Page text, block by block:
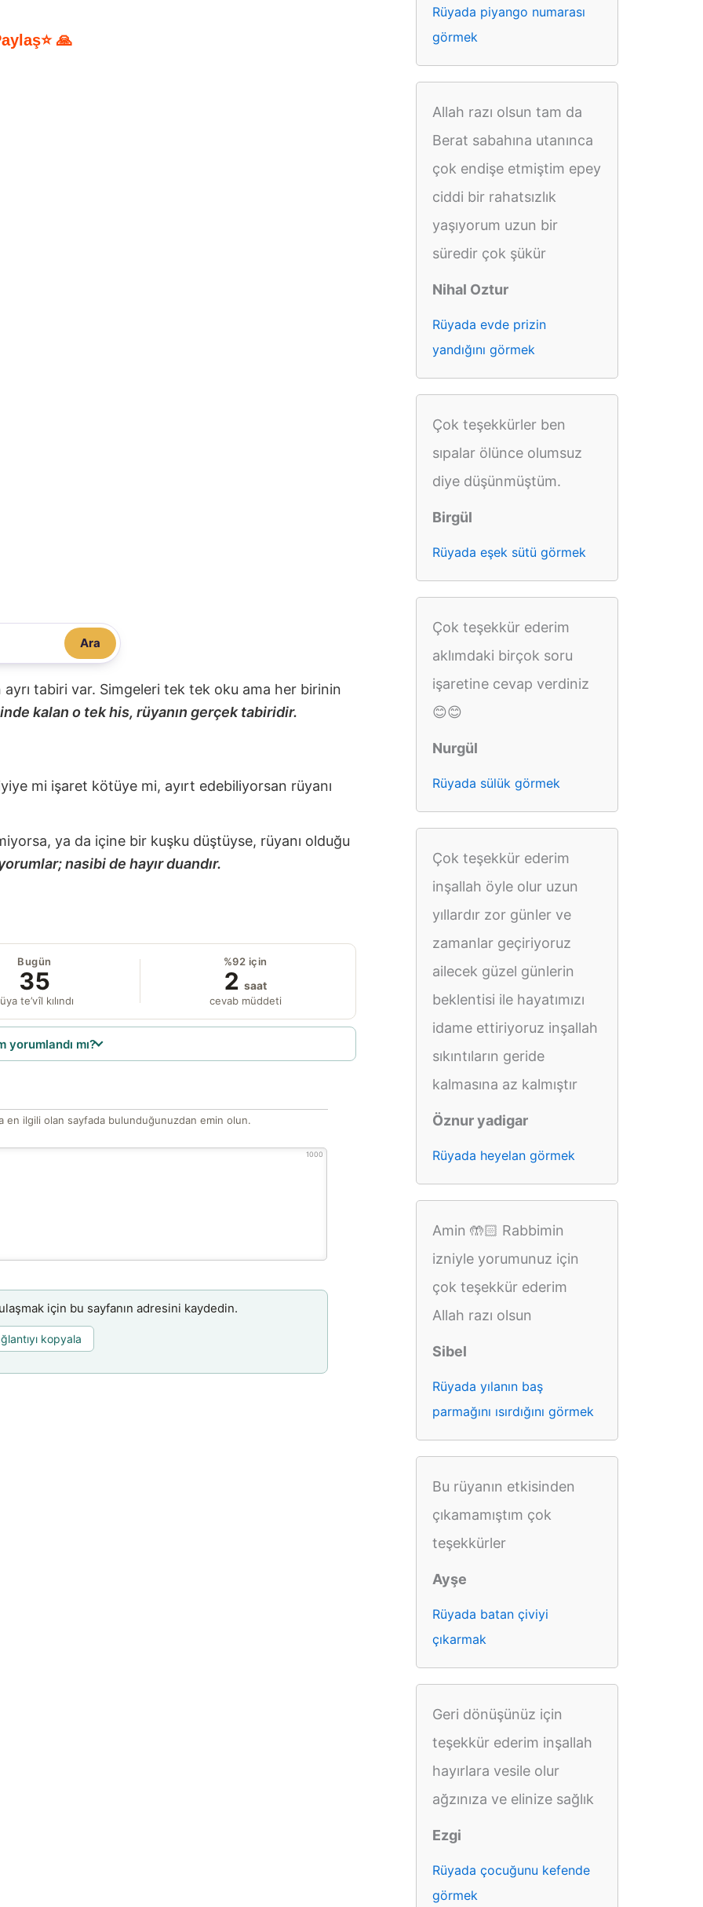
🙏
Ara
tabiri var. Simgeleri tek tek oku ama her birinin
kalan o tek his, rüyanın gerçek tabiridir.
mi işaret kötüye mi, ayırt edebiliyorsan rüyanı
ya da içine bir kuşku düştüyse, rüyanı olduğu
nasibi de hayır duandır.
Bugün
35
te’vîl kılındı
%92 için
2 saat
cevab müddeti
yorumlandı mı?
en ilgili olan sayfada bulunduğunuzdan emin olun.
1000
için bu sayfanın adresini kaydedin.
kopyala
Rüyada piyango numarası
görmek
Allah razı olsun tam da
Berat sabahına utanınca
çok endişe etmiştim epey
ciddi bir rahatsızlık
yaşıyorum uzun bir
süredir çok şükür
Nihal Oztur
Rüyada evde prizin
yandığını görmek
Çok teşekkürler ben
sıpalar ölünce olumsuz
diye düşünmüştüm.
Birgül
Rüyada eşek sütü görmek
Çok teşekkür ederim
aklımdaki birçok soru
işaretine cevap verdiniz
😊😊
Nurgül
Rüyada sülük görmek
Çok teşekkür ederim
inşallah öyle olur uzun
yıllardır zor günler ve
zamanlar geçiriyoruz
ailecek güzel günlerin
beklentisi ile hayatımızı
idame ettiriyoruz inşallah
sıkıntıların geride
kalmasına az kalmıştır
Öznur yadigar
Rüyada heyelan görmek
Amin 🤲🏻 Rabbimin
izniyle yorumunuz için
çok teşekkür ederim
Allah razı olsun
Sibel
Rüyada yılanın baş
parmağını ısırdığını görmek
Bu rüyanın etkisinden
çıkamamıştım çok
teşekkürler
Ayşe
Rüyada batan çiviyi
çıkarmak
Geri dönüşünüz için
teşekkür ederim inşallah
hayırlara vesile olur
ağzınıza ve elinize sağlık
Ezgi
Rüyada çocuğunu kefende
görmek